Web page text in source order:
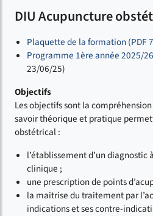
DIU Acupuncture
Plaquette de la formation (PDF
Programme 1ère année 2025/
23/06/25)
Objectifs
Les objectifs sont la
savoir théorique et pratique
obstétrical :
l’établissement d’un diagnostic
clinique ;
une prescription de points
la maitrise du traitement par
indications et ses contre-